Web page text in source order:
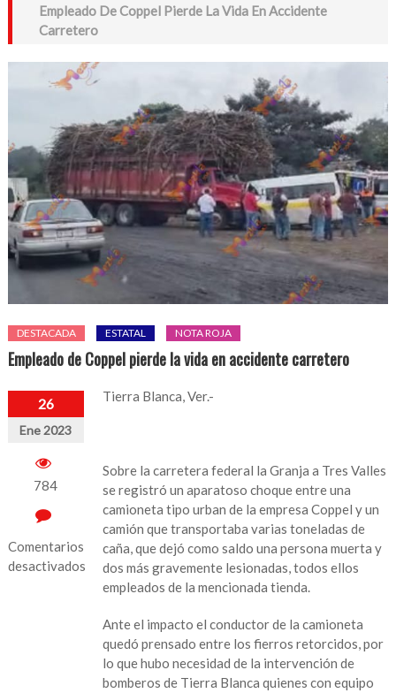
Empleado De Coppel Pierde La Vida En Accidente
Carretero
DESTACADA ESTATAL NOTA ROJA
Empleado de Coppel pierde la vida en accidente carretero
26
Ene 2023
784
Comentarios
desactivados
Tierra Blanca, Ver.-
Sobre la carretera federal la Granja a Tres Valles
se registró un aparatoso choque entre una
camioneta tipo urban de la empresa Coppel y un
camión que transportaba varias toneladas de
caña, que dejó como saldo una persona muerta y
dos más gravemente lesionadas, todos ellos
empleados de la mencionada tienda.
Ante el impacto el conductor de la camioneta
quedó prensado entre los fierros retorcidos, por
lo que hubo necesidad de la intervención de
bomberos de Tierra Blanca quienes con equipo